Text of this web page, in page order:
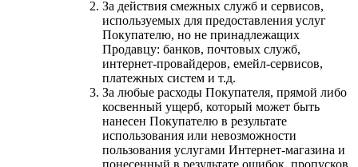
За действия смежных служб и сервисов,
используемых для предоставления услуг
Покупателю, но не принадлежащих
Продавцу: банков, почтовых служб,
интернет-провайдеров, емейл-сервисов,
платежных систем и т.д.
За любые расходы Покупателя, прямой либо
косвенный ущерб, который может быть
нанесен Покупателю в результате
использования или невозможности
пользования услугами Интернет-магазина и
понесенный в результате ошибок, пропусков,